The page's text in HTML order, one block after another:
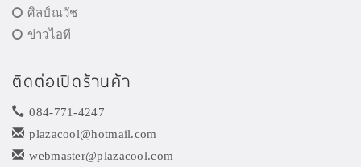
ศิลป์ณวัช
ข่าวไอที
ติดต่อเปิดร้านค้า
084-771-4247
plazacool@hotmail.com
webmaster@plazacool.com